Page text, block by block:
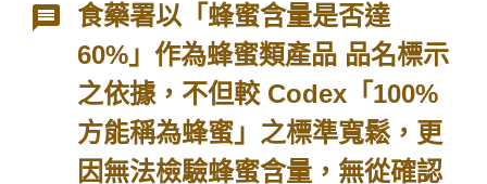
食藥署以「蜂蜜含量是否達
60%」作為蜂蜜類產品 品名標示
之依據，不但較 Codex「100%
方能稱為蜂蜜」之標準寬鬆，更
因無法檢驗蜂蜜含量，無從確認